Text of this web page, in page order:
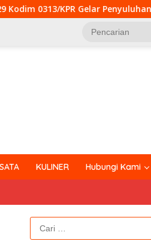
di Pangkalan Terap
KULINER Hubungi Kami
Cari
untuk: